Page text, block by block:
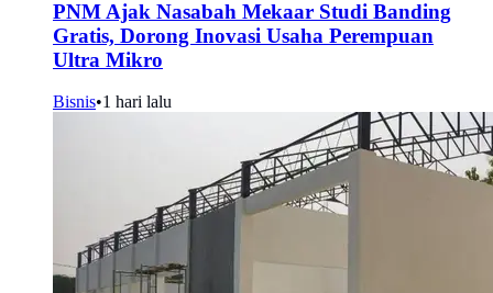
PNM Ajak Nasabah Mekaar Studi Banding
Gratis, Dorong Inovasi Usaha Perempuan
Ultra Mikro
Bisnis•1 hari lalu